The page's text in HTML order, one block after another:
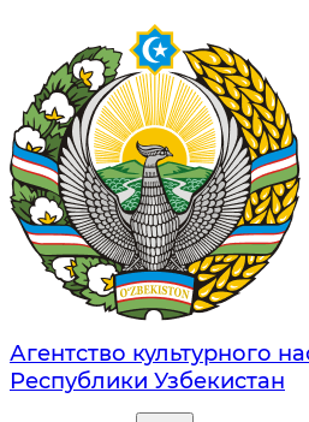
Агентство культурного
Республики Узбекистан